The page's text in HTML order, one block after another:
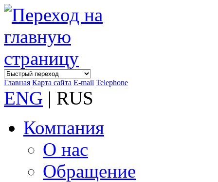
Главная Карта сайта E-mail Telephone
ENG | RUS
Компания
О нас
Обращение